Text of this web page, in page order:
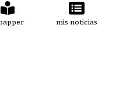
mis noticias